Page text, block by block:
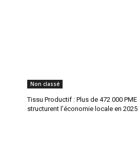
Non classé
Tissu Productif : Plus de 472 000 PME
structurent l’économie locale en 2025